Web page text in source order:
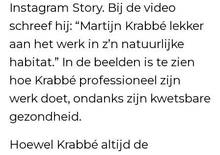
Instagram Story. Bij de video
schreef hij: “Martijn Krabbé lekker
aan het werk in z’n natuurlijke
habitat.” In de beelden is te zien
hoe Krabbé professioneel zijn
werk doet, ondanks zijn kwetsbare
gezondheid.
Hoewel Krabbé altijd de